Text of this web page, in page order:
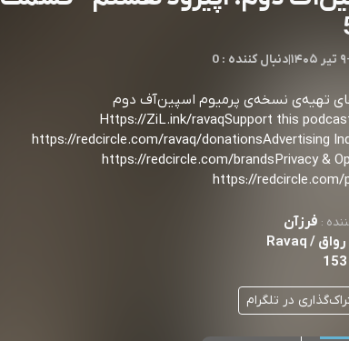
۹ تیر ۱۴۰۵ |0 : دنبال کننده
تهیه‌ی نسخه‌ی پرمیوم اسپین‌آف دوم
Https://ZiL.ink/ravaqSupport this
https://redcircle.com/ravaq/donationsAdvertising
https://redcircle.com/brandsPrivacy &
https://redcircle.com/
: فرزآن
رواق / Ravaq
153
در تلگرام